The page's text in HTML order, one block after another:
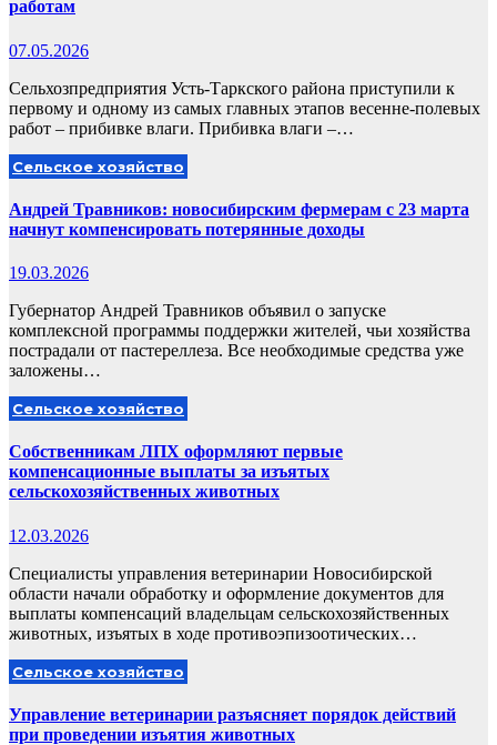
работам
07.05.2026
Сельхозпредприятия Усть-Таркского района приступили к
первому и одному из самых главных этапов весенне-полевых
работ – прибивке влаги. Прибивка влаги –…
Сельское хозяйство
Андрей Травников: новосибирским фермерам с 23 марта
начнут компенсировать потерянные доходы
19.03.2026
Губернатор Андрей Травников объявил о запуске
комплексной программы поддержки жителей, чьи хозяйства
пострадали от пастереллеза. Все необходимые средства уже
заложены…
Сельское хозяйство
Собственникам ЛПХ оформляют первые
компенсационные выплаты за изъятых
сельскохозяйственных животных
12.03.2026
Специалисты управления ветеринарии Новосибирской
области начали обработку и оформление документов для
выплаты компенсаций владельцам сельскохозяйственных
животных, изъятых в ходе противоэпизоотических…
Сельское хозяйство
Управление ветеринарии разъясняет порядок действий
при проведении изъятия животных